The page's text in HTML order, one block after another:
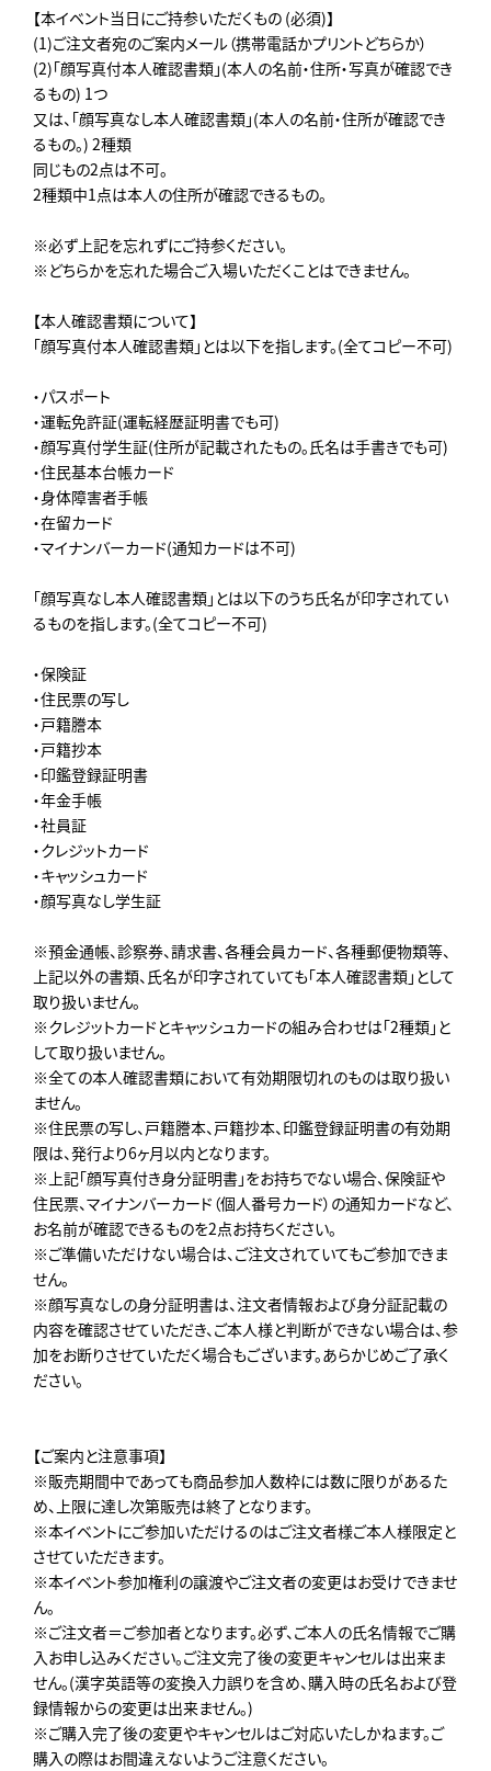
【本イベント当日にご持参いただくもの (必須)】
(1)ご注文者宛のご案内メール（携帯電話かプリントどちらか）
(2)「顔写真付本人確認書類」(本人の名前・住所・写真が確認でき
るもの) 1つ
又は、「顔写真なし本人確認書類」(本人の名前・住所が確認でき
るもの。) 2種類
同じもの2点は不可。
2種類中1点は本人の住所が確認できるもの。
※必ず上記を忘れずにご持参ください。
※どちらかを忘れた場合ご入場いただくことはできません。
【本人確認書類について】
「顔写真付本人確認書類」とは以下を指します。(全てコピー不可)
・パスポート
・運転免許証(運転経歴証明書でも可)
・顔写真付学生証(住所が記載されたもの。氏名は手書きでも可)
・住民基本台帳カード
・身体障害者手帳
・在留カード
・マイナンバーカード(通知カードは不可)
「顔写真なし本人確認書類」とは以下のうち氏名が印字されてい
るものを指します。(全てコピー不可)
・保険証
・住民票の写し
・戸籍謄本
・戸籍抄本
・印鑑登録証明書
・年金手帳
・社員証
・クレジットカード
・キャッシュカード
・顔写真なし学生証
※預金通帳、診察券、請求書、各種会員カード、各種郵便物類等、
上記以外の書類、氏名が印字されていても「本人確認書類」として
取り扱いません。
※クレジットカードとキャッシュカードの組み合わせは「2種類」と
して取り扱いません。
※全ての本人確認書類において有効期限切れのものは取り扱い
ません。
※住民票の写し、戸籍謄本、戸籍抄本、印鑑登録証明書の有効期
限は、発行より6ヶ月以内となります。
※上記「顔写真付き身分証明書」をお持ちでない場合、保険証や
住民票、マイナンバーカード（個人番号カード）の通知カードなど、
お名前が確認できるものを2点お持ちください。
※ご準備いただけない場合は、ご注文されていてもご参加できま
せん。
※顔写真なしの身分証明書は、注文者情報および身分証記載の
内容を確認させていただき、ご本人様と判断ができない場合は、参
加をお断りさせていただく場合もございます。あらかじめご了承く
ださい。
【ご案内と注意事項】
※販売期間中であっても商品参加人数枠には数に限りがあるた
め、上限に達し次第販売は終了となります。
※本イベントにご参加いただけるのはご注文者様ご本人様限定と
させていただきます。
※本イベント参加権利の譲渡やご注文者の変更はお受けできませ
ん。
※ご注文者＝ご参加者となります。必ず、ご本人の氏名情報でご購
入お申し込みください。ご注文完了後の変更キャンセルは出来ま
せん。(漢字英語等の変換入力誤りを含め、購入時の氏名および登
録情報からの変更は出来ません。)
※ご購入完了後の変更やキャンセルはご対応いたしかねます。ご
購入の際はお間違えないようご注意ください。